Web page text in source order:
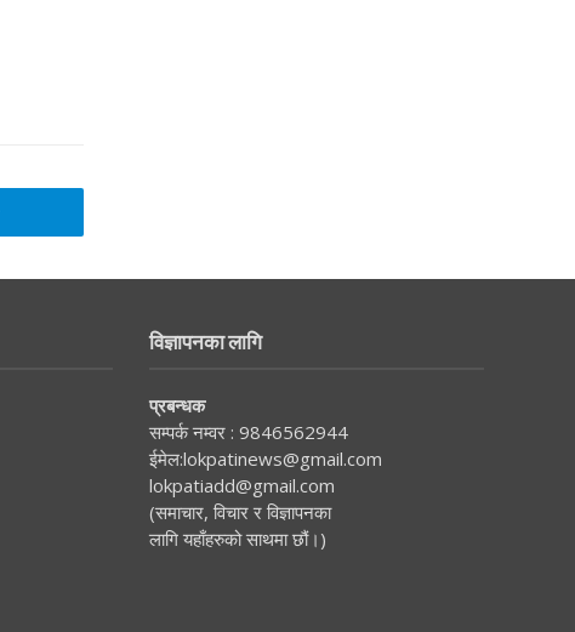
विज्ञापनका लागि
प्रबन्धक
सम्पर्क नम्वर : 9846562944
ईमेल:lokpatinews@gmail.com
lokpatiadd@gmail.com
(समाचार, विचार र विज्ञापनका
लागि यहाँहरुको साथमा छौं।)